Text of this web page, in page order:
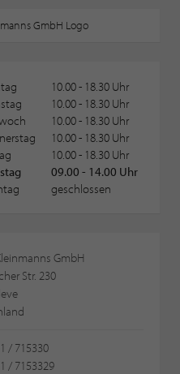
10.00 - 18.30 Uhr
10.00 - 18.30 Uhr
10.00 - 18.30 Uhr
10.00 - 18.30 Uhr
10.00 - 18.30 Uhr
09.00 - 14.00 Uhr
geschlossen
GmbH
Str. 230
/ 715330
/ 7153329